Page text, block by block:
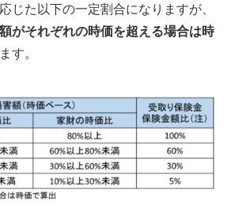
じた以下の一定割合になりますが、
がそれぞれの時価を超える場合は時
す。